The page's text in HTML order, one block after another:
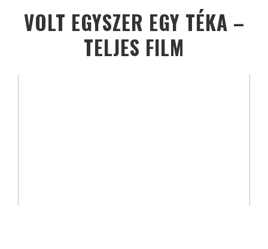
VOLT EGYSZER EGY TÉKA –
TELJES FILM